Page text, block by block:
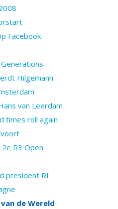
Facebook
Hilgemann
van Leerdam
times roll again
R3 Open
president RI
de Wereld